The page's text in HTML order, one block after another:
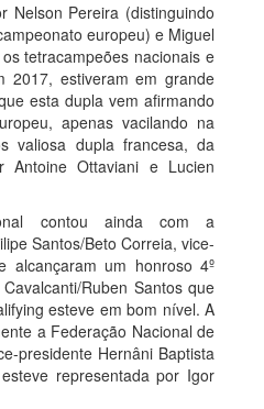
Nelson Pereira (distinguindo
europeu) e Miguel
tetracampeões nacionais e
2017, estiveram em grande
esta dupla vem afirmando
apenas vacilando na
valiosa dupla francesa, da
Antoine Ottaviani e Lucien
contou ainda com a
Santos/Beto Correia, vice-
alcançaram um honroso 4º
Ruben Santos que
esteve em bom nível. A
a Federação Nacional de
presidente Hernâni Baptista
representada por Igor